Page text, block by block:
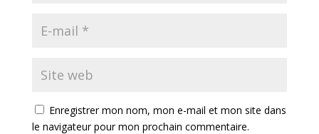
Enregistrer mon nom, mon e-mail et mon site dans
le navigateur pour mon prochain commentaire.